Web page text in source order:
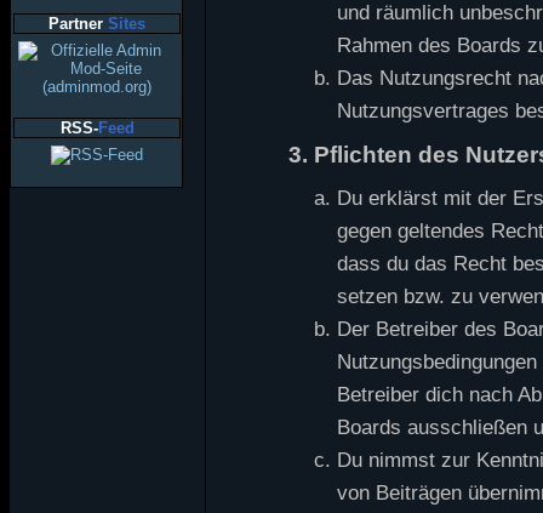
Partner Sites
RSS-Feed
und räumlich
Rahmen des Boards
Das Nutzungsrecht
Nutzungsvertrages
3. Pflichten des
Du erklärst mit der
gegen geltendes
dass du das Recht
setzen bzw. zu
Der Betreiber des
Betreiber dich nach
Boards ausschließen
Du nimmst zur
von Beiträgen